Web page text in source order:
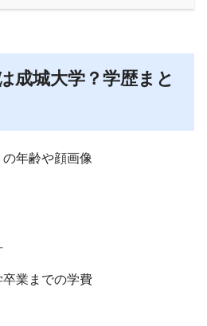
成城大学？学歴まと
年齢や顔画像
業までの学費